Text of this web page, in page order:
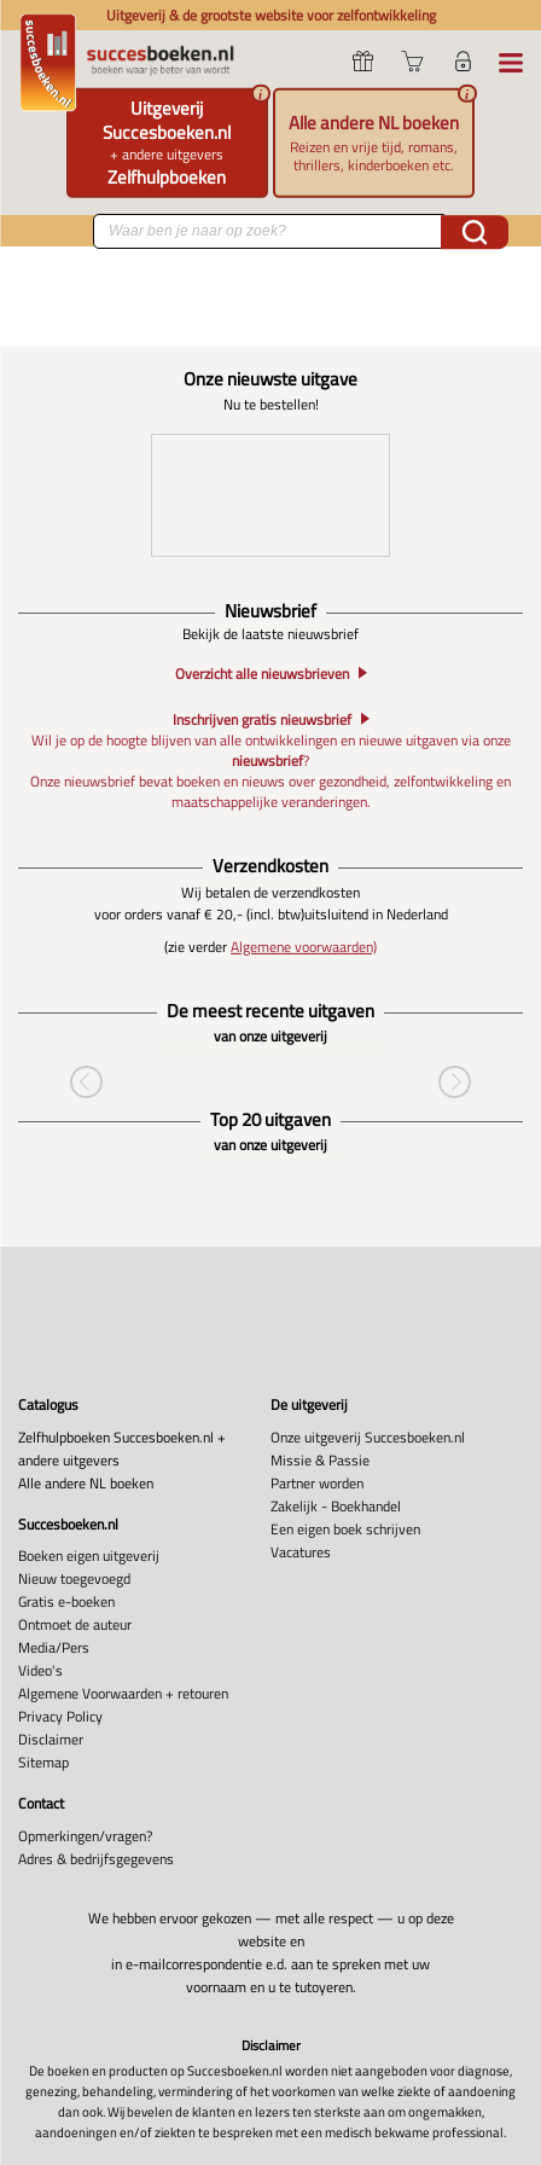
Uitgeverij & de grootste website voor zelfontwikkeling
Uitgeverij
Succesboeken.nl
+ andere uitgevers
Zelfhulpboeken
i
Alle andere NL boeken
Reizen en vrije tijd, romans,
thrillers, kinderboeken etc.
i
Onze nieuwste uitgave
Nu te bestellen!
Nieuwsbrief
Bekijk de laatste nieuwsbrief
Overzicht alle nieuwsbrieven
Inschrijven gratis nieuwsbrief
Wil je op de hoogte blijven van alle ontwikkelingen en nieuwe uitgaven via onze
nieuwsbrief?
Onze nieuwsbrief bevat boeken en nieuws over gezondheid, zelfontwikkeling en
maatschappelijke veranderingen.
Verzendkosten
Wij betalen de verzendkosten
voor orders vanaf € 20,- (incl. btw)uitsluitend in Nederland
(zie verderAlgemene voorwaarden)
De meest recente uitgaven
van onze uitgeverij
Top 20 uitgaven
van onze uitgeverij
Catalogus
Zelfhulpboeken Succesboeken.nl +
andere uitgevers
Alle andere NL boeken
Succesboeken.nl
Boeken eigen uitgeverij
Nieuw toegevoegd
Gratis e-boeken
Ontmoet de auteur
Media/Pers
Video's
Algemene Voorwaarden + retouren
Privacy Policy
Disclaimer
Sitemap
De uitgeverij
Onze uitgeverij Succesboeken.nl
Missie & Passie
Partner worden
Zakelijk - Boekhandel
Een eigen boek schrijven
Vacatures
Contact
Opmerkingen/vragen?
Adres & bedrijfsgegevens
We hebben ervoor gekozen — met alle respect — u op deze
website en
in e-mailcorrespondentie e.d. aan te spreken met uw
voornaam en u te tutoyeren.
Disclaimer
De boeken en producten op Succesboeken.nl worden niet aangeboden voor diagnose,
genezing, behandeling, vermindering of het voorkomen van welke ziekte of aandoening
dan ook. Wij bevelen de klanten en lezers ten sterkste aan om ongemakken,
aandoeningen en/of ziekten te bespreken met een medisch bekwame professional.